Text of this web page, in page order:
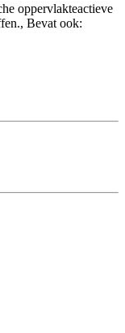
oppervlakteactieve
Bevat ook: